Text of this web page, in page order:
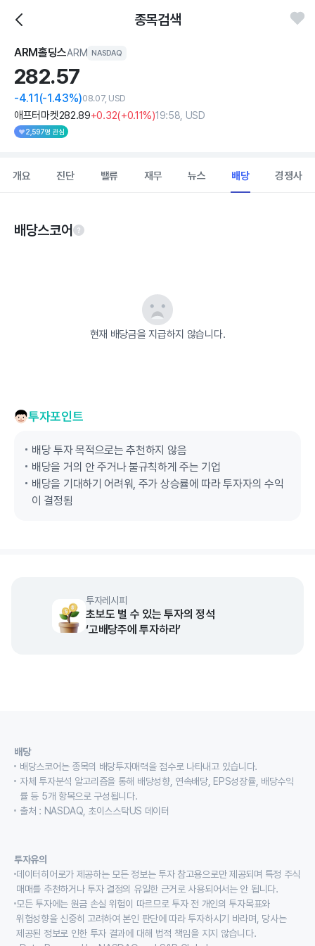
종목검색
ARM홀딩스ARM NASDAQ
282.57
-4.11(-1.43%)08.07, USD
애프터마켓282.89+0.32(+0.11%)19:58, USD
2,597명 관심
개요 진단 밸류 재무 뉴스 배당 경쟁사
배당스코어
현재 배당금을 지급하지 않습니다.
투자포인트
배당 투자 목적으로는 추천하지 않음
배당을 거의 안 주거나 불규칙하게 주는 기업
배당을 기대하기 어려워, 주가 상승률에 따라 투자자의 수익
이 결정됨
투자레시피
초보도 벌 수 있는 투자의 정석
‘고배당주에 투자하라’
배당
배당스코어는 종목의 배당투자매력을 점수로 나타내고 있습니다.
자체 투자분석 알고리즘을 통해 배당성향, 연속배당, EPS성장률, 배당수익
률 등 5개 항목으로 구성됩니다.
출처 : NASDAQ, 초이스스탁US 데이터
투자유의
데이터히어로가 제공하는 모든 정보는 투자 참고용으로만 제공되며 특정 주식
매매를 추천하거나 투자 결정의 유일한 근거로 사용되어서는 안 됩니다.
모든 투자에는 원금 손실 위험이 따르므로 투자 전 개인의 투자목표와
위험성향을 신중히 고려하여 본인 판단에 따라 투자하시기 바라며, 당사는
제공된 정보로 인한 투자 결과에 대해 법적 책임을 지지 않습니다.